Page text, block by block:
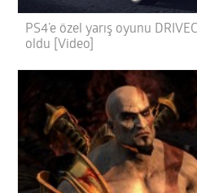
PS4’e özel yarış oyunu
oldu [Video]